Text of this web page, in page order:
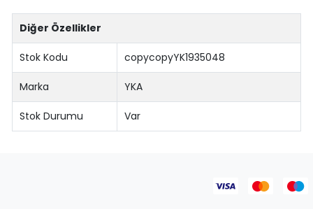
Diğer Özellikler
Stok Kodu copycopyYK1935048
Marka YKA
Stok Durumu Var